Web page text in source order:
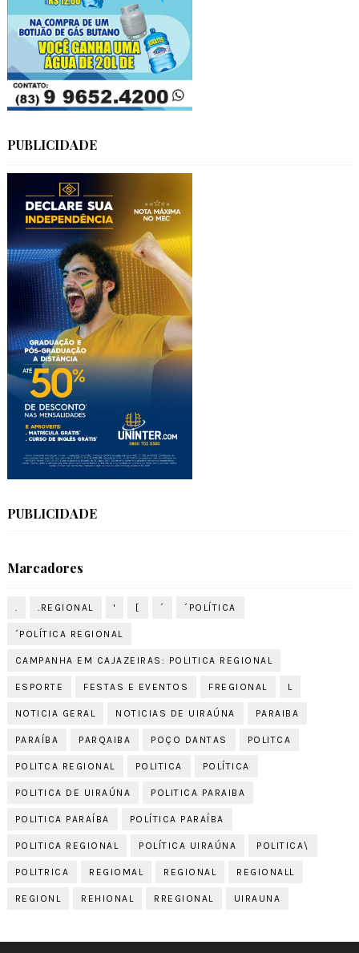
PUBLICIDADE
PUBLICIDADE
Marcadores
. .REGIONAL ' [ ´ ´POLÍTICA
´POLÍTICA REGIONAL
CAMPANHA EM CAJAZEIRAS: POLITICA REGIONAL
ESPORTE FESTAS E EVENTOS FREGIONAL L
NOTICIA GERAL NOTICIAS DE UIRAÚNA PARAIBA
PARAÍBA PARQAIBA POÇO DANTAS POLITCA
POLITCA REGIONAL POLITICA POLÍTICA
POLITICA DE UIRAÚNA POLITICA PARAIBA
POLITICA PARAÍBA POLÍTICA PARAÍBA
POLITICA REGIONAL POLÍTICA UIRAÚNA POLITICA\
POLITRICA REGIOMAL REGIONAL REGIONALL
REGIONL REHIONAL RREGIONAL UIRAUNA